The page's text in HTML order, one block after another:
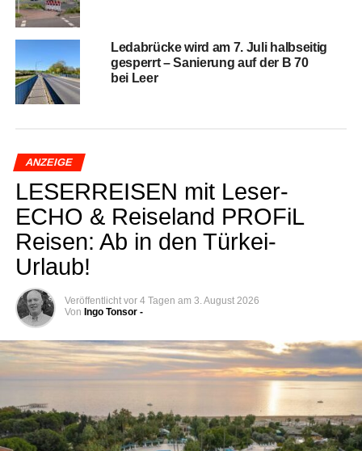
Leda­brü­cke wird am 7. Juli halb­sei­tig
gesperrt – Sanie­rung auf der B 70
bei Leer
ANZEIGE
LESERREISEN mit Lese­r­
ECHO & Rei­se­land PRO­FiL
Rei­sen: Ab in den Türkei-
Urlaub!
Veröffentlicht vor 4 Tagen am 3. August 2026
Von Ingo Tonsor -